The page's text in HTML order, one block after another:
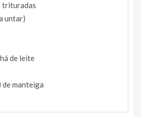
trituradas
untar)
de leite
de manteiga